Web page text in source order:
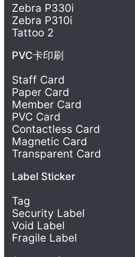
Zebra P330i
Zebra P310i
Tattoo 2
PVC卡印刷
Staff Card
Paper Card
Member Card
PVC Card
Contactless Card
Magnetic Card
Transparent Card
Label Sticker
Tag
Security Label
Void Label
Fragile Label